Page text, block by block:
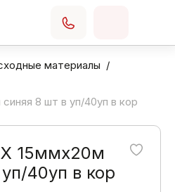
материалы
8 шт в уп/40уп в кор
15ммх20м
40уп в кор